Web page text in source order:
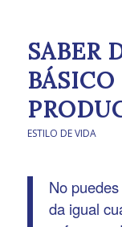
SABER
BÁSICO
ESTILO DE VIDA
No
da igual